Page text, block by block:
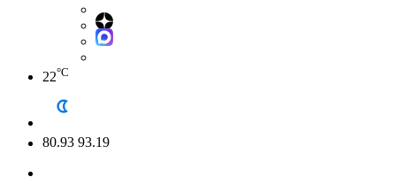
22°C
80.93 93.19